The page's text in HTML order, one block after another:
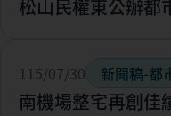
松山民權東公辦都
115/07/30 新聞稿-都
南機場整宅再創佳